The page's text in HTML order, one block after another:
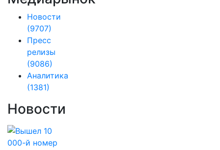
Новости
(9707)
Пресс
релизы
(9086)
Аналитика
(1381)
Новости